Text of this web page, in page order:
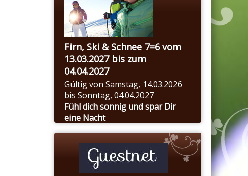
Firn, Ski & Schnee 7=6 vom
13.03.2027 bis zum
04.04.2027
Gültig von Samstag, 14.03.2026
bis Sonntag, 04.04.2027
Fühl dich sonnig und spar Dir
eine Nacht
MEHR